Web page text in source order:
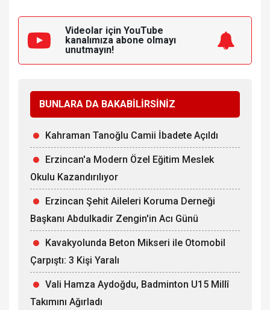
Videolar için YouTube
kanalımıza abone olmayı
unutmayın!
BUNLARA DA BAKABİLİRSİNİZ
Kahraman Tanoğlu Camii İbadete Açıldı
Erzincan'a Modern Özel Eğitim Meslek
Okulu Kazandırılıyor
Erzincan Şehit Aileleri Koruma Derneği
Başkanı Abdulkadir Zengin'in Acı Günü
Kavakyolunda Beton Mikseri ile Otomobil
Çarpıştı: 3 Kişi Yaralı
Vali Hamza Aydoğdu, Badminton U15 Millî
Takımını Ağırladı